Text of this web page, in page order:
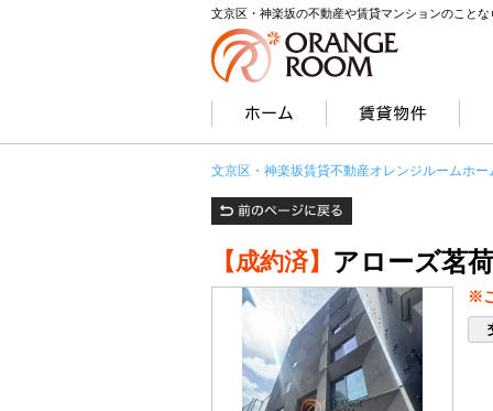
文京区・神楽坂の不動産や賃貸マンションのこと
文京区・神楽坂賃貸不動産オレンジルームホー
【成約済】 アローズ茗
※